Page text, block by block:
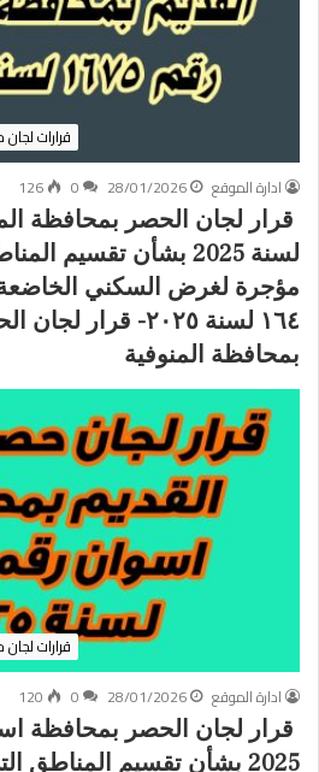
قرارات
ادارة الموقع
28/01/2026
0
126
لسنة 2025 بشأن تقسيم
مؤجرة لغرض السكني الخاضعة
١٦٤ لسنة ٢٠٢٥- قرار
بمحافظة المنوفية
قرارات
ادارة الموقع
28/01/2026
0
120
2025 بشأن تقسيم المناطق